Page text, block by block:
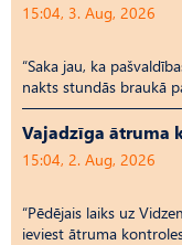
15:04, 3. Aug, 2026
“Saka jau, ka
nakts stundās braukā
Vajadzīga ātruma
15:04, 2. Aug, 2026
“Pēdējais laiks uz
ieviest ātruma